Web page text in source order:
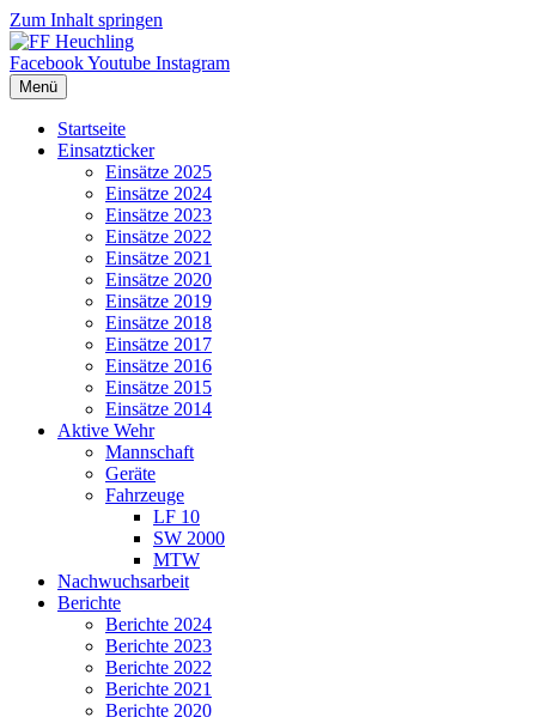
Zum Inhalt springen
FacebookYoutube Instagram
Menü
Startseite
Einsatzticker
Einsätze 2025
Einsätze 2024
Einsätze 2023
Einsätze 2022
Einsätze 2021
Einsätze 2020
Einsätze 2019
Einsätze 2018
Einsätze 2017
Einsätze 2016
Einsätze 2015
Einsätze 2014
Aktive Wehr
Mannschaft
Geräte
Fahrzeuge
LF 10
SW 2000
MTW
Nachwuchsarbeit
Berichte
Berichte 2024
Berichte 2023
Berichte 2022
Berichte 2021
Berichte 2020